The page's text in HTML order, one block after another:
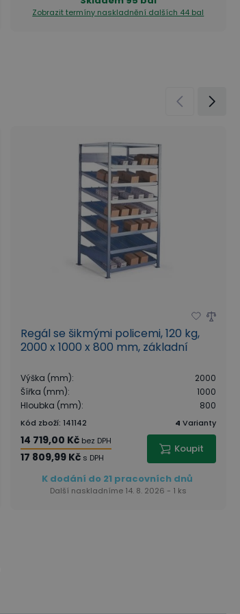
Zobrazit termíny naskladnění dalších 44 bal
Regál se šikmými policemi, 120 kg,
2000 x 1000 x 800 mm, základní
Výška (mm):
2000
Šířka (mm):
1000
Hloubka (mm): 800
Kód zboží: 141142 4 Varianty
14 719,00 Kč bez DPH
17 809,99 Kč s DPH
Koupit
K dodání do 21 pracovních dnů
Další naskladníme 14. 8. 2026 - 1 ks